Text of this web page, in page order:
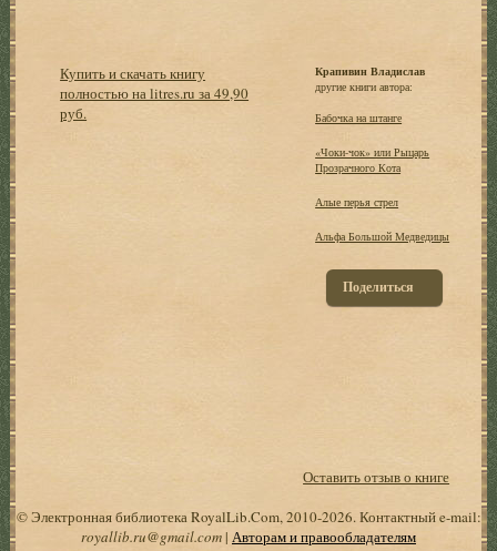
Купить и скачать книгу
полностью на litres.ru за 49,90
руб.
Крапивин Владислав
другие книги автора:
Бабочка на штанге
«Чоки-чок» или Рыцарь
Прозрачного Кота
Алые перья стрел
Альфа Большой Медведицы
Поделиться
Оставить отзыв о книге
© Электронная библиотека RoyalLib.Com, 2010-2026. Контактный e-mail:
royallib.ru@gmail.com| Авторам и правообладателям